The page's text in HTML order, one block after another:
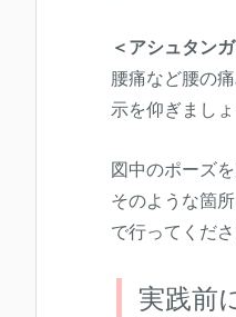
＜アシュタン
腰痛など腰の
示を仰ぎましょ
図中のポーズ
そのような箇
で行ってくださ
実践前